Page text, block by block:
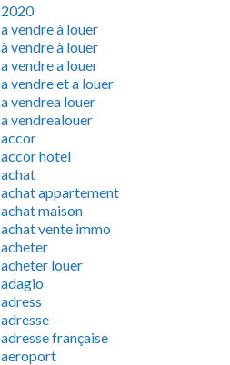
2020
a vendre à louer
à vendre à louer
a vendre a louer
a vendre et a louer
a vendrea louer
a vendrealouer
accor
accor hotel
achat
achat appartement
achat maison
achat vente immo
acheter
acheter louer
adagio
adress
adresse
adresse française
aeroport